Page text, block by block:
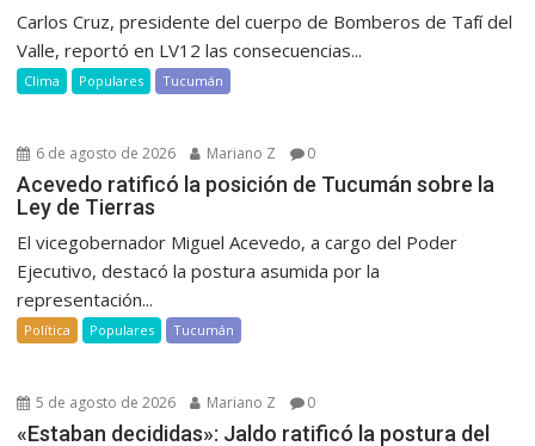
Carlos Cruz, presidente del cuerpo de Bomberos de Tafí del
Valle, reportó en LV12 las consecuencias...
Clima Populares Tucumán
6 de agosto de 2026 Mariano Z 0
Acevedo ratificó la posición de Tucumán sobre la
Ley de Tierras
El vicegobernador Miguel Acevedo, a cargo del Poder
Ejecutivo, destacó la postura asumida por la
representación...
Política Populares Tucumán
5 de agosto de 2026 Mariano Z 0
«Estaban decididas»: Jaldo ratificó la postura del